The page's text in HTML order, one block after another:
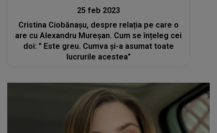
25 feb 2023
Cristina Ciobănașu, despre relația pe care o
are cu Alexandru Mureșan. Cum se înțeleg cei
doi: ” Este greu. Cumva și-a asumat toate
lucrurile acestea”